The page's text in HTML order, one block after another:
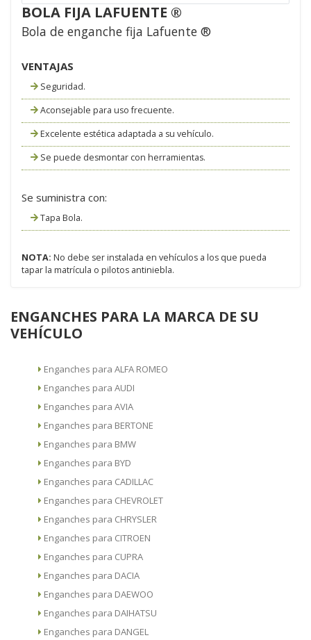
BOLA FIJA LAFUENTE ®
Bola de enganche fija Lafuente ®
VENTAJAS
Seguridad.
Aconsejable para uso frecuente.
Excelente estética adaptada a su vehículo.
Se puede desmontar con herramientas.
Se suministra con:
Tapa Bola.
NOTA: No debe ser instalada en vehículos a los que pueda
tapar la matrícula o pilotos antiniebla.
ENGANCHES PARA LA MARCA DE SU
VEHÍCULO
Enganches para ALFA ROMEO
Enganches para AUDI
Enganches para AVIA
Enganches para BERTONE
Enganches para BMW
Enganches para BYD
Enganches para CADILLAC
Enganches para CHEVROLET
Enganches para CHRYSLER
Enganches para CITROEN
Enganches para CUPRA
Enganches para DACIA
Enganches para DAEWOO
Enganches para DAIHATSU
Enganches para DANGEL